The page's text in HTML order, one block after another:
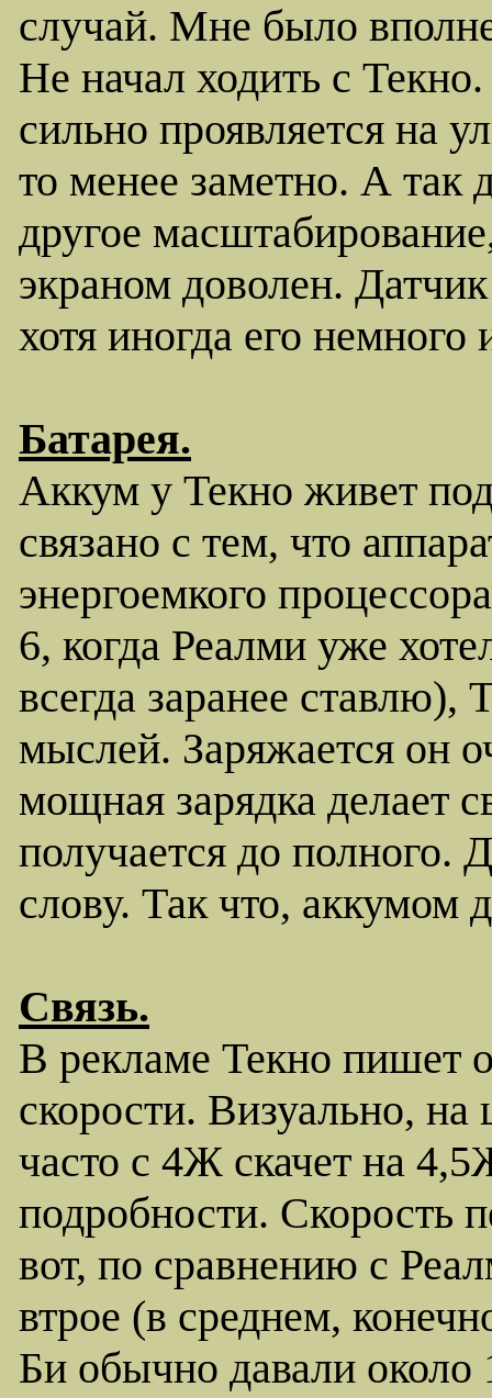
случай. Мне было
Не начал ходить с
сильно проявляется на
то менее заметно. А так
другое
экраном доволен.
хотя иногда его немного
Батарея.
Аккум у Текно живет
связано с тем, что
энергоемкого
6, когда Реалми уже
всегда заранее ставлю),
мыслей. Заряжается он
мощная зарядка делает
получается до полного.
слову. Так что, аккумом
Связь.
В рекламе Текно пишет
скорости. Визуально, на
часто с 4Ж скачет на
подробности. Скорость
вот, по сравнению с
втрое (в среднем,
Би обычно давали около